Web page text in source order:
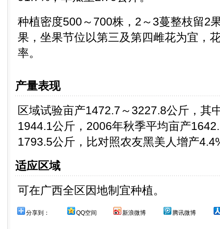
种植密度500～700株，2～3蔓整枝留2
果，坐果节位以第三及第四雌花为宜，
率。
产量表现
区域试验亩产1472.7～3227.8公斤，其
1944.1公斤，2006年秋季平均亩产
1793.5公斤，比对照农友黑美人增产
适应区域
可在广西全区因地制宜种植。
分享到： QQ空间 新浪微博 腾讯微博